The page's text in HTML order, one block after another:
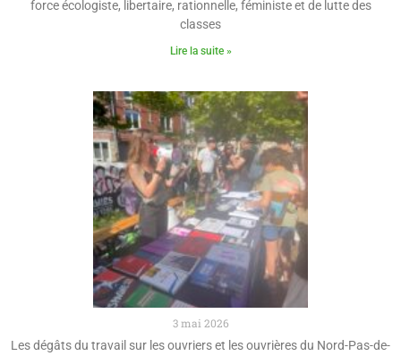
force écologiste, libertaire, rationnelle, féministe et de lutte des
classes
Lire la suite »
3 mai 2026
Les dégâts du travail sur les ouvriers et les ouvrières du Nord-Pas-de-